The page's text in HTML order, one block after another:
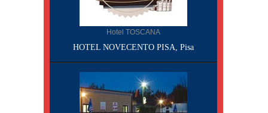
Hotel TOSCANA
HOTEL NOVECENTO PISA, Pisa